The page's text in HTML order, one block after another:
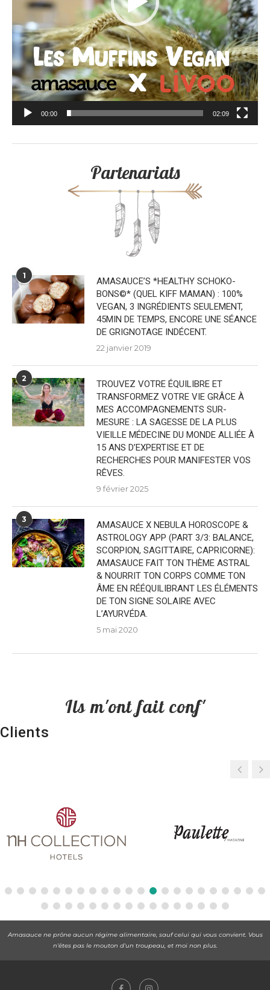
00:00 02:09
Partenariats
1
AMASAUCE’S *HEALTHY SCHOKO-
BONS©* (QUEL KIFF MAMAN) : 100%
VEGAN, 3 INGRÉDIENTS SEULEMENT,
45MIN DE TEMPS, ENCORE UNE SÉANCE
DE GRIGNOTAGE INDÉCENT.
22 janvier 2019
2
TROUVEZ VOTRE ÉQUILIBRE ET
TRANSFORMEZ VOTRE VIE GRÂCE À
MES ACCOMPAGNEMENTS SUR-
MESURE : LA SAGESSE DE LA PLUS
VIEILLE MÉDECINE DU MONDE ALLIÉE À
15 ANS D’EXPERTISE ET DE
RECHERCHES POUR MANIFESTER VOS
RÊVES.
9 février 2025
3
AMASAUCE X NEBULA HOROSCOPE &
ASTROLOGY APP (PART 3/3: BALANCE,
SCORPION, SAGITTAIRE, CAPRICORNE):
AMASAUCE FAIT TON THÈME ASTRAL
& NOURRIT TON CORPS COMME TON
ÂME EN RÉÉQUILIBRANT LES ÉLÉMENTS
DE TON SIGNE SOLAIRE AVEC
L’AYURVÉDA.
5 mai 2020
Ils m'ont fait conf'
Clients
Amasauce ne prône aucun régime alimentaire, sauf celui qui vous convient. Vous
n'êtes pas le mouton d'un troupeau, et moi non plus.